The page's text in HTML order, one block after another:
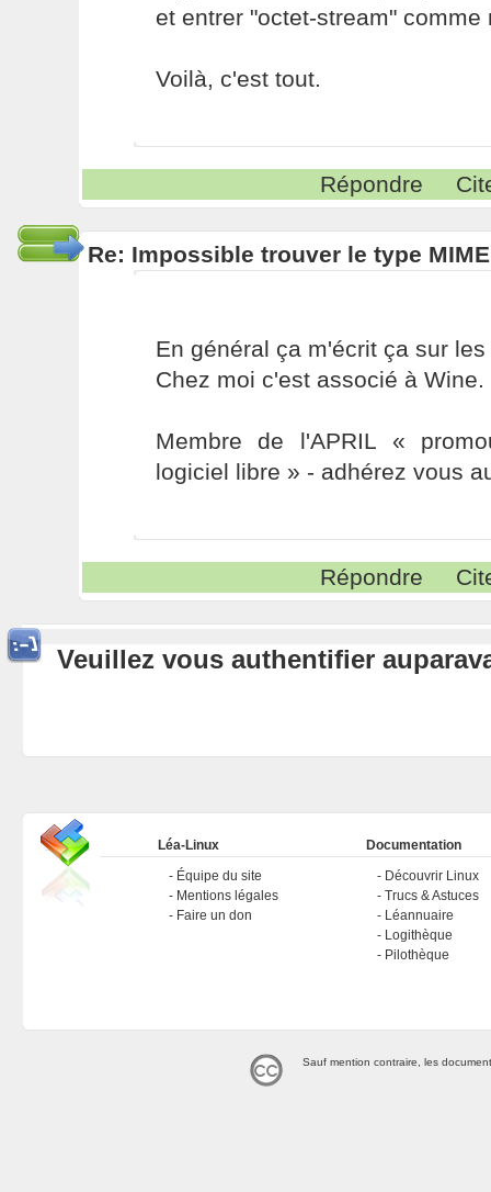
et entrer "octet-stream" comme
Voilà, c'est tout.
Répondre
Re: Impossible trouver le type
En général ça m'écrit ça sur
Chez moi c'est associé à Wine.
Membre de l'APRIL «
logiciel libre » - adhérez vous
Répondre
Veuillez vous authentifier
Léa-Linux
Équipe du site
Mentions légales
Faire un don
Documentation
Découvrir Linux
Trucs & Astuces
Léannuaire
Logithèque
Pilothèque
Sauf mention contraire, les